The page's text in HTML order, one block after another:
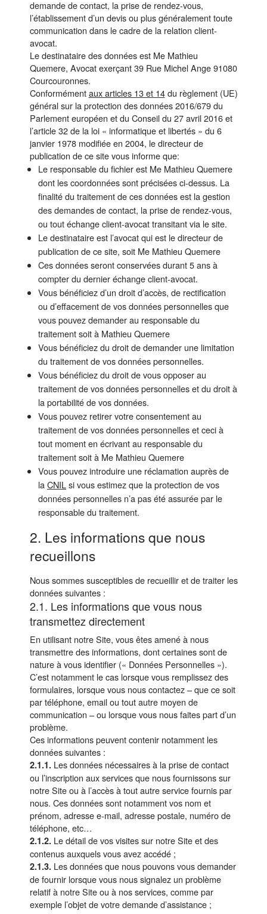
demande de contact, la prise de rendez-vous,
l’établissement d’un devis ou plus généralement toute
communication dans le cadre de la relation client-
avocat.
Le destinataire des données est Me Mathieu
Quemere, Avocat exerçant 39 Rue Michel Ange 91080
Courcouronnes.
Conformémentaux articles 13 et 14du règlement (UE)
général sur la protection des données 2016/679 du
Parlement européen et du Conseil du 27 avril 2016 et
l’article 32 de la loi « informatique et libertés » du 6
janvier 1978 modifiée en 2004, le directeur de
publication de ce site vous informe que:
Le responsable du fichier est Me Mathieu Quemere
dont les coordonnées sont précisées ci-dessus. La
finalité du traitement de ces données est la gestion
des demandes de contact, la prise de rendez-vous,
ou tout échange client-avocat transitant via le site.
Le destinataire est l’avocat qui est le directeur de
publication de ce site, soit Me Mathieu Quemere
Ces données seront conservées durant 5 ans à
compter du dernier échange client-avocat.
Vous bénéficiez d’un droit d’accès, de rectification
ou d’effacement de vos données personnelles que
vous pouvez demander au responsable du
traitement soit à Mathieu Quemere
Vous bénéficiez du droit de demander une limitation
du traitement de vos données personnelles.
Vous bénéficiez du droit de vous opposer au
traitement de vos données personnelles et du droit à
la portabilité de vos données.
Vous pouvez retirer votre consentement au
traitement de vos données personnelles et ceci à
tout moment en écrivant au responsable du
traitement soit à Me Mathieu Quemere
Vous pouvez introduire une réclamation auprès de
laCNILsi vous estimez que la protection de vos
données personnelles n’a pas été assurée par le
responsable du traitement.
2. Les informations que nous
recueillons
Nous sommes susceptibles de recueillir et de traiter les
données suivantes :
2.1. Les informations que vous nous
transmettez directement
En utilisant notre Site, vous êtes amené à nous
transmettre des informations, dont certaines sont de
nature à vous identifier (« Données Personnelles »).
C’est notamment le cas lorsque vous remplissez des
formulaires, lorsque vous nous contactez – que ce soit
par téléphone, email ou tout autre moyen de
communication – ou lorsque vous nous faites part d’un
problème.
Ces informations peuvent contenir notamment les
données suivantes :
2.1.1. Les données nécessaires à la prise de contact
ou l’inscription aux services que nous fournissons sur
notre Site ou à l’accès à tout autre service fournis par
nous. Ces données sont notamment vos nom et
prénom, adresse e-mail, adresse postale, numéro de
téléphone, etc…
2.1.2. Le détail de vos visites sur notre Site et des
contenus auxquels vous avez accédé ;
2.1.3. Les données que nous pouvons vous demander
de fournir lorsque vous nous signalez un problème
relatif à notre Site ou à nos services, comme par
exemple l’objet de votre demande d’assistance ;